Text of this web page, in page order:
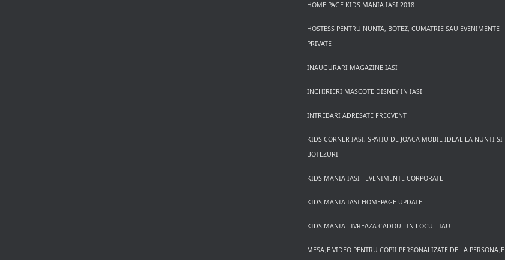
HOME PAGE KIDS MANIA IASI 2018
HOSTESS PENTRU NUNTA, BOTEZ, CUMATRIE SAU EVENIMENTE
PRIVATE
INAUGURARI MAGAZINE IASI
INCHIRIERI MASCOTE DISNEY IN IASI
INTREBARI ADRESATE FRECVENT
KIDS CORNER IASI, SPATIU DE JOACA MOBIL IDEAL LA NUNTI SI
BOTEZURI
KIDS MANIA IASI - EVENIMENTE CORPORATE
KIDS MANIA IASI HOMEPAGE UPDATE
KIDS MANIA LIVREAZA CADOUL IN LOCUL TAU
MESAJE VIDEO PENTRU COPII PERSONALIZATE DE LA PERSONAJE